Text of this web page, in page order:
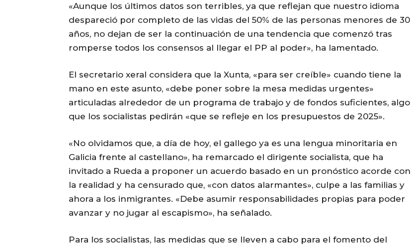
«Aunque los últimos datos son terribles, ya que reflejan que nuestro idioma
despareció por completo de las vidas del 50% de las personas menores de 30
años, no dejan de ser la continuación de una tendencia que comenzó tras
romperse todos los consensos al llegar el PP al poder», ha lamentado.
El secretario xeral considera que la Xunta, «para ser creíble» cuando tiene la
mano en este asunto, «debe poner sobre la mesa medidas urgentes»
articuladas alrededor de un programa de trabajo y de fondos suficientes, algo
que los socialistas pedirán «que se refleje en los presupuestos de 2025».
«No olvidamos que, a día de hoy, el gallego ya es una lengua minoritaria en
Galicia frente al castellano», ha remarcado el dirigente socialista, que ha
invitado a Rueda a proponer un acuerdo basado en un pronóstico acorde con
la realidad y ha censurado que, «con datos alarmantes», culpe a las familias y
ahora a los inmigrantes. «Debe asumir responsabilidades propias para poder
avanzar y no jugar al escapismo», ha señalado.
Para los socialistas, las medidas que se lleven a cabo para el fomento del